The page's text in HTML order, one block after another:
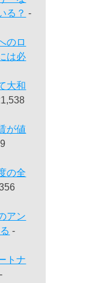
る？ -
のロ
は必
大和
が値
の全
アン
-
トナ
-